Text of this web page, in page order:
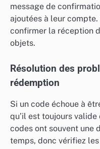
message de
ajoutées à leur
confirmer la réception
objets.
Résolution des
rédemption
Si un code échoue à
qu’il est toujours valide
codes ont souvent une
temps, donc vérifiez